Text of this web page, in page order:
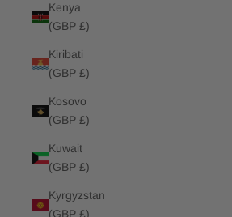
Kenya
(GBP £)
Kiribati
(GBP £)
Kosovo
(GBP £)
Kuwait
(GBP £)
Kyrgyzstan
(GBP £)